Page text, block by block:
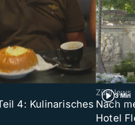
4: Kulinarisches
3 Min
ZüriNews
Nach
Hotel